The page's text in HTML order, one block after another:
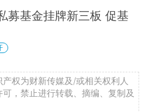
募基金挂牌新三板 促基
权为财新传媒及/或相关权利人
，禁止进行转载、摘编、复制及